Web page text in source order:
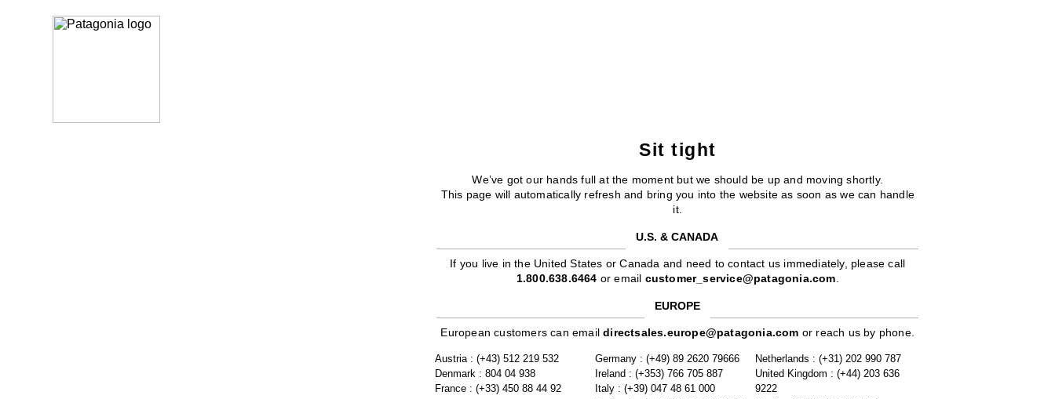
Sit tight
We’ve got our hands full at the moment but we should be up and moving shortly.
This page will automatically refresh and bring you into the website as soon as we can handle
it.
U.S. & CANADA
If you live in the United States or Canada and need to contact us immediately, please call
1.800.638.6464 or email customer_service@patagonia.com.
EUROPE
European customers can emaildirectsales.europe@patagonia.com or reach us by phone.
Austria : (+43) 512 219 532
Denmark : 804 04 938
France : (+33) 450 88 44 92
Germany : (+49) 89 2620 79666
Ireland : (+353) 766 705 887
Italy : (+39) 047 48 61 000
Netherlands : (+31) 202 990 787
United Kingdom : (+44) 203 636
9222